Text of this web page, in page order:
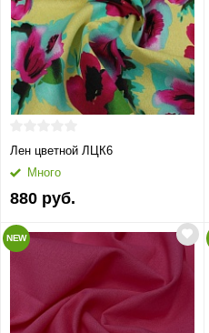
Лен цветной ЛЦК6
Много
880 руб.
NEW